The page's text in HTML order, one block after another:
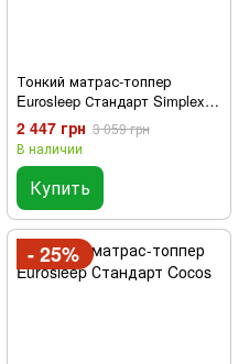
Тонкий матрас-топпер
Eurosleep Стандарт Simplex
Strong
2 447 грн 3 059 грн
В наличии
Купить
- 25%